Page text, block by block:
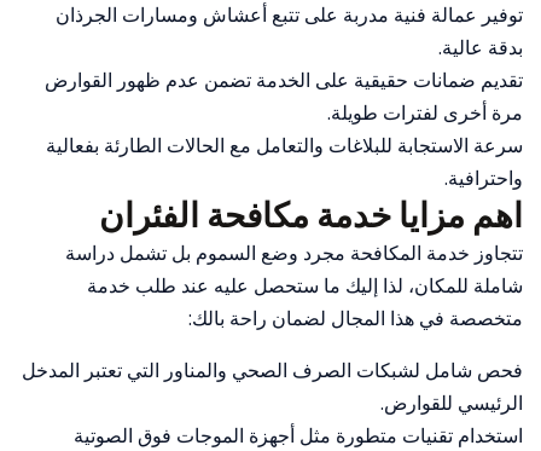
توفير عمالة فنية مدربة على تتبع أعشاش ومسارات الجرذان
بدقة عالية.
تقديم ضمانات حقيقية على الخدمة تضمن عدم ظهور القوارض
مرة أخرى لفترات طويلة.
سرعة الاستجابة للبلاغات والتعامل مع الحالات الطارئة بفعالية
واحترافية.
اهم مزايا خدمة مكافحة الفئران
تتجاوز خدمة المكافحة مجرد وضع السموم بل تشمل دراسة
شاملة للمكان، لذا إليك ما ستحصل عليه عند طلب خدمة
متخصصة في هذا المجال لضمان راحة بالك:
فحص شامل لشبكات الصرف الصحي والمناور التي تعتبر المدخل
الرئيسي للقوارض.
استخدام تقنيات متطورة مثل أجهزة الموجات فوق الصوتية